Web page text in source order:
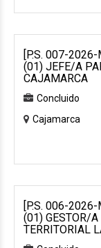
[P.S. 007-
(01) JEFE/A
CAJAMARCA
Concluido
Cajamarca
[P.S. 006-
(01) GESTOR/
TERRITORIAL